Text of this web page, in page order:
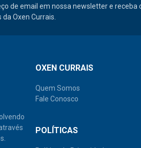
de email em nossa newsletter e receba
Oxen Currais.
OXEN CURRAIS
Quem Somos
Fale Conosco
POLÍTICAS